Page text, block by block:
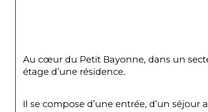
Au cœur du Petit Bayonne, dans un
étage d’une résidence.
Il se compose d’une entrée, d’un séjour